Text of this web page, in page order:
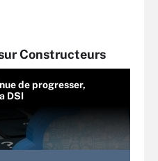
Constructeurs
de progresser,
DSI